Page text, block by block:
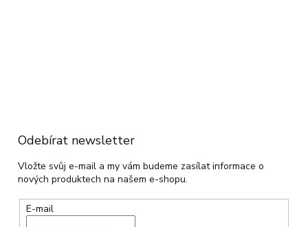
Odebírat newsletter
Vložte svůj e-mail a my vám budeme zasílat informace o
nových produktech na našem e-shopu.
E-mail